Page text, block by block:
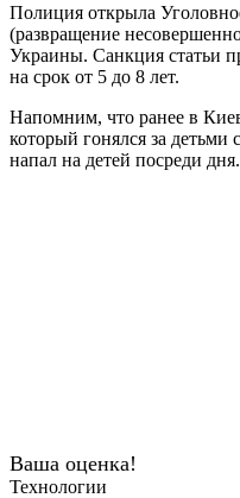
Полиция открыла
(развращение
Украины. Санкция статьи
на срок от 5 до 8 лет.
Напомним, что ранее в
который гонялся за
напал на детей посреди дня.
Ваша оценка!
Технологии